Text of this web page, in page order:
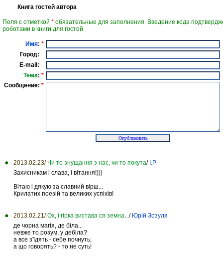
Книга гостей автора
Поля с отметкой * обязательные для заполнения. Введение кода
роботами в книги для гостей
Имя: *
Город:
E-mail:
Тема: *
Сообщение: *
2013.02.23/ Чи то знущання з нас, чи то покута/ І.Р.
Захисникам і слава, і вітання!)))
Вітаю і дякую за славний вірш...
Крилатих поезій та великих успіхів!
2013.02.21/ Ох, і гірка вистава ся земна.../ Юрій Зозуля
де чорна магія, де біла...
невже то розум, у дебіла?
а все з'їдять - себе почнуть;
а що говорять? - то не суть!